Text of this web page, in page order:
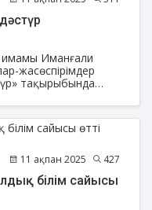
имамы Иманғали
жасөспірімдер
тақырыбында
11 ақпан 2025 427
білім сайысы